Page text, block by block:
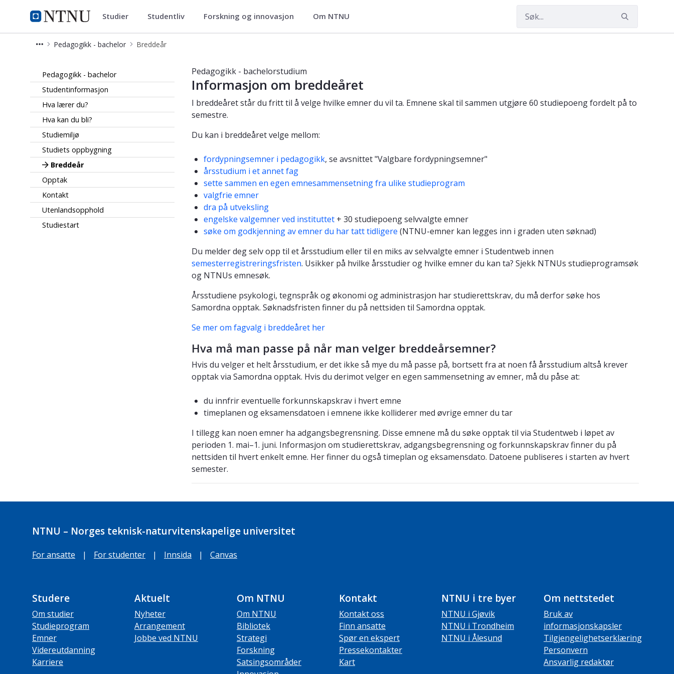
NTNU Hjemmeside
Pedagogikk - bachelor
Studier Studentliv Forskning og innovasjon Om NTNU
Pedagogikk - bachelor Breddeår
Pedagogikk - bachelor
Studentinformasjon
Hva lærer du?
Hva kan du bli?
Studiemiljø
Studiets oppbygning
Breddeår
Opptak
Kontakt
Utenlandsopphold
Studiestart
Pedagogikk - bachelorstudium
Informasjon om breddeåret
I breddeåret står du fritt til å velge hvilke emner du vil ta. Emnene skal til sammen utgjøre 60 studiepoeng fordelt på to
semestre.
Du kan i breddeåret velge mellom:
fordypningsemner i pedagogikk, se avsnittet "Valgbare fordypningsemner"
årsstudium i et annet fag
sette sammen en egen emnesammensetning fra ulike studieprogram
valgfrie emner
dra på utveksling
engelske valgemner ved instituttet + 30 studiepoeng selvvalgte emner
søke om godkjenning av emner du har tatt tidligere (NTNU-emner kan legges inn i graden uten søknad)
Du melder deg selv opp til et årsstudium eller til en miks av selvvalgte emner i Studentweb innen
semesterregistreringsfristen. Usikker på hvilke årsstudier og hvilke emner du kan ta? Sjekk NTNUs studieprogramsøk
og NTNUs emnesøk.
Årsstudiene psykologi, tegnspråk og økonomi og administrasjon har studierettskrav, du må derfor søke hos
Samordna opptak. Søknadsfristen finner du på nettsiden til Samordna opptak.
Se mer om fagvalg i breddeåret her
Hva må man passe på når man velger breddeårsemner?
Hvis du velger et helt årsstudium, er det ikke så mye du må passe på, bortsett fra at noen få årsstudium altså krever
opptak via Samordna opptak. Hvis du derimot velger en egen sammensetning av emner, må du påse at:
du innfrir eventuelle forkunnskapskrav i hvert emne
timeplanen og eksamensdatoen i emnene ikke kolliderer med øvrige emner du tar
I tillegg kan noen emner ha adgangsbegrensning. Disse emnene må du søke opptak til via Studentweb i løpet av
perioden 1. mai–1. juni. Informasjon om studierettskrav, adgangsbegrensning og forkunnskapskrav finner du på
nettsiden til hvert enkelt emne. Her finner du også timeplan og eksamensdato. Datoene publiseres i starten av hvert
semester.
NTNU – Norges teknisk-naturvitenskapelige universitet
For ansatte | For studenter | Innsida | Canvas
Studere
Om studier
Studieprogram
Emner
Videreutdanning
Karriere
Aktuelt
Nyheter
Arrangement
Jobbe ved NTNU
Om NTNU
Om NTNU
Bibliotek
Strategi
Forskning
Satsingsområder
Kontakt
Kontakt oss
Finn ansatte
Spør en ekspert
Pressekontakter
Kart
NTNU i tre byer
NTNU i Gjøvik
NTNU i Trondheim
NTNU i Ålesund
Om nettstedet
Bruk av
informasjonskapsler
Tilgjengelighetserklæring
Personvern
Ansvarlig redaktør